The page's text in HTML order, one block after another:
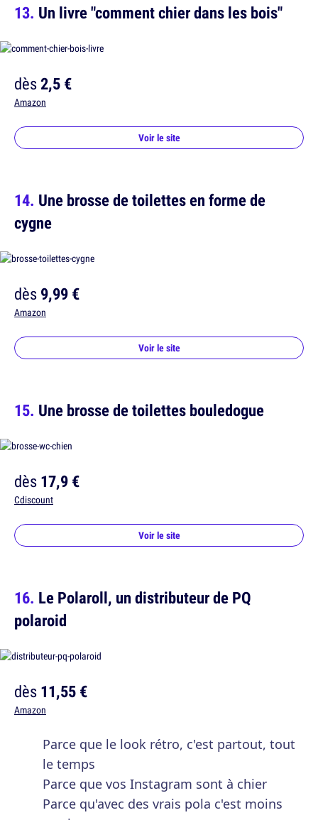
Un livre "comment chier dans les bois"
dès2,5 €
Amazon
Voir le site
Une brosse de toilettes en forme de
cygne
dès9,99 €
Amazon
Voir le site
Une brosse de toilettes bouledogue
dès17,9 €
Cdiscount
Voir le site
Le Polaroll, un distributeur de PQ
polaroid
dès11,55 €
Amazon
Parce que le look rétro, c'est partout, tout
le temps
Parce que vos Instagram sont à chier
Parce qu'avec des vrais pola c'est moins